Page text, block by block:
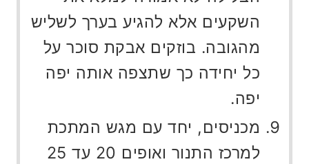
השקעים אלא להגיע בערך לשליש
מהגובה. בוזקים אבקת סוכר על
כל יחידה כך שתצפה אותה יפה
יפה.
מכניסים, יחד עם מגש המתכת
למרכז התנור ואופים 20 עד 25